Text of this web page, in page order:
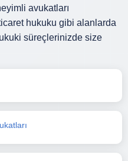
avukatları
hukuku gibi alanlarda
süreçlerinizde size